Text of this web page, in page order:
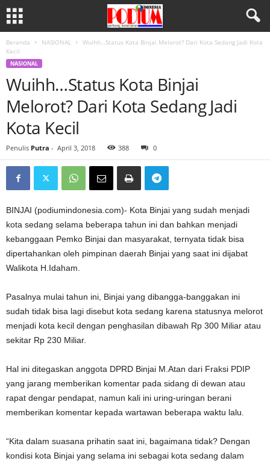
Beranda NASIONAL
Wuihh…Status Kota Binjai Melorot? Dari Kota Sedang Jadi Kota
Kecil
NASIONAL
Wuihh…Status Kota Binjai
Melorot? Dari Kota Sedang Jadi
Kota Kecil
Penulis Putra - April 3, 2018 388 0
BINJAI (podiumindonesia.com)- Kota Binjai yang sudah menjadi
kota sedang selama beberapa tahun ini dan bahkan menjadi
kebanggaan Pemko Binjai dan masyarakat, ternyata tidak bisa
dipertahankan oleh pimpinan daerah Binjai yang saat ini dijabat
Walikota H.Idaham.
Pasalnya mulai tahun ini, Binjai yang dibangga-banggakan ini
sudah tidak bisa lagi disebut kota sedang karena statusnya melorot
menjadi kota kecil dengan penghasilan dibawah Rp 300 Miliar atau
sekitar Rp 230 Miliar.
Hal ini ditegaskan anggota DPRD Binjai M.Atan dari Fraksi PDIP
yang jarang memberikan komentar pada sidang di dewan atau
rapat dengar pendapat, namun kali ini uring-uringan berani
memberikan komentar kepada wartawan beberapa waktu lalu.
“Kita dalam suasana prihatin saat ini, bagaimana tidak? Dengan
kondisi kota Binjai yang selama ini sebagai kota sedang dalam